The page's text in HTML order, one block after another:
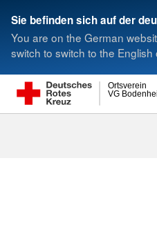
Sie befinden sich auf der
You are on the German
switch to switch to the English
VG
Ortsverein